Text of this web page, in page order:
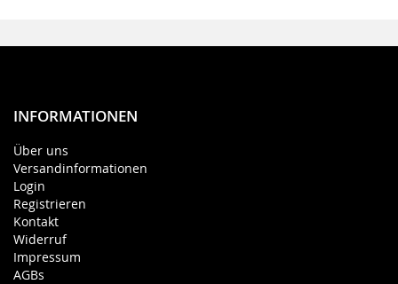
INFORMATIONEN
Über uns
Versandinformationen
Login
Registrieren
Kontakt
Widerruf
Impressum
AGBs